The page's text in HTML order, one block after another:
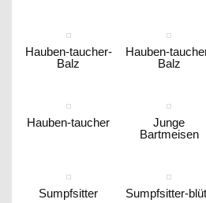
Hauben-taucher-
Balz
Hauben-
Balz
Hauben-taucher
Junge
Bartmeisen
Sumpfsitter Sumpfsitter-